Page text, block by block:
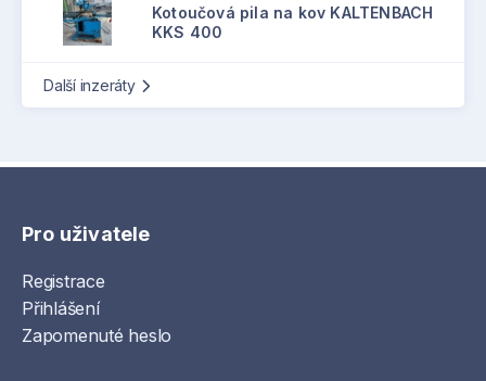
Kotoučová pila na kov KALTENBACH
KKS 400
Další inzeráty
Pro uživatele
Registrace
Přihlášení
Zapomenuté heslo